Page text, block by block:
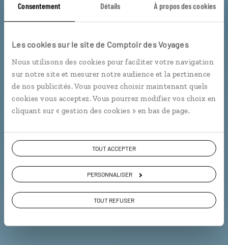
Consentement Détails À propos des cookies
Les cookies sur le site de Comptoir des Voyages
Nous utilisons des cookies pour faciliter votre navigation
sur notre site et mesurer notre audience et la pertinence
de nos publicités. Vous pouvez choisir maintenant quels
cookies vous acceptez. Vous pourrez modifier vos choix en
cliquant sur « gestion des cookies » en bas de page.
TOUT ACCEPTER
PERSONNALISER
TOUT REFUSER
Secrets de Lituanie
Circuit autotour Lituanie : Vilnius, côte balte, isthme
de Courlande...
Voyager en décalé
Voir les 32 avis sur les voyages en Lituanie
VOIR LA GALERIE PHOTOS